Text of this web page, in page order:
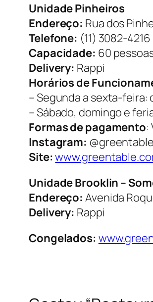
Unidade Pinheiros
Endereço: Rua dos
Telefone: (11) 3082-4216
Capacidade: 60
Delivery: Rappi
Horários de
– Segunda a sexta-feira:
– Sábado, domingo e
Formas de pagamento:
Instagram:
Site:
Unidade Brooklin –
Endereço: Avenida
Delivery: Rappi
Congelados: